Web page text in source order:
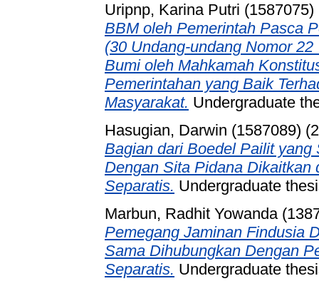
Uripnp, Karina Putri (1587075)
BBM oleh Pemerintah Pasca
(30 Undang-undang Nomor
Bumi oleh Mahkamah
Pemerintahan yang Baik
Masyarakat. Undergraduate
Hasugian, Darwin (1587089)
Bagian dari Boedel Pailit yang
Dengan Sita Pidana Dikaitkan
Separatis. Undergraduate
Marbun, Radhit Yowanda
Pemegang Jaminan Findusia
Sama Dihubungkan Dengan
Separatis. Undergraduate